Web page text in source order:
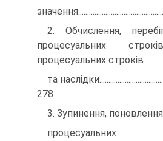
2. Обчислення,
процесуальних
процесуальних строків
та
278
3. Зупинення,
процесуальних